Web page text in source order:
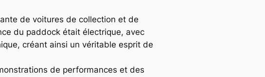
de voitures de collection et de
du paddock était électrique, avec
créant ainsi un véritable esprit de
de performances et des